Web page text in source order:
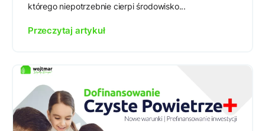
którego niepotrzebnie cierpi środowisko...
Przeczytaj artykuł